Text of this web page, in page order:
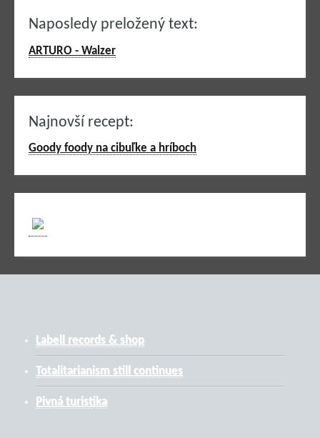
Naposledy preložený text:
ARTURO - Walzer
Najnovší recept:
Goody foody na cibuľke a hríboch
Labell records & shop
Totalitarianism still continues
Pivná turistika